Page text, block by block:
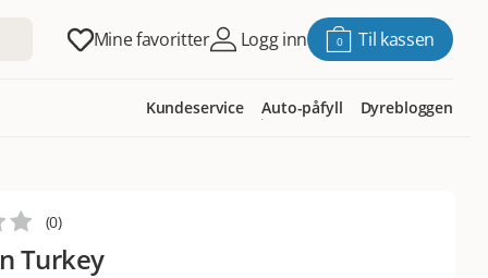
Mine favoritter Logg inn 0 Til kassen
Kundeservice Auto-påfyll Dyrebloggen
Turkey
(0)